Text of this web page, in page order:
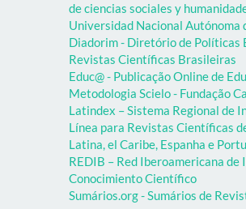
de ciencias sociales y
Universidad Nacional Autónoma
Diadorim - Diretório de Políticas
Revistas Científicas Brasileiras
Educ@ - Publicação Online de
Metodologia Scielo - Fundação
Latindex – Sistema Regional de
Línea para Revistas Científicas
Latina, el Caribe, Espanha e
REDIB – Red Iberoamericana de
Conocimiento Científico
Sumários.org - Sumários de